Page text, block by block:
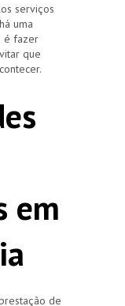
serviços
uma
é fazer
que
em
de